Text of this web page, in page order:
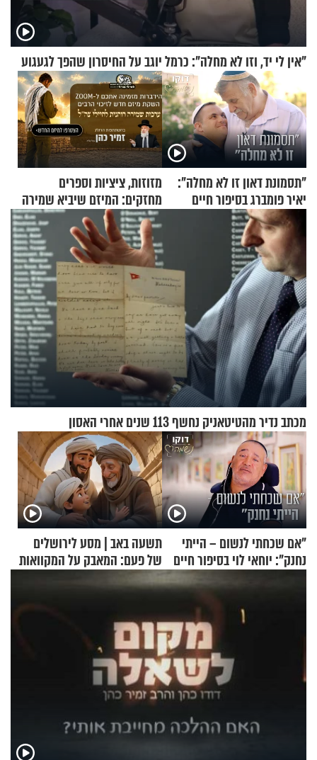
"אין לי יד, וזו לא מחלה": כרמל יוגב על החיסרון שהפך לגעגוע
"תסמונת דאון זו לא מחלה":
יאיר פומברג בסיפור חיים
מעורר השראה
מזוזות, ציציות וספרים
מחזקים: המיזם שיביא שמירה
רוחנית לאלפי חיילי צה"ל
מכתב נדיר מהטיטאניק נחשף 113 שנים אחרי האסון
"אם שכחתי לנשום – הייתי
נחנק": יוחאי לוי בסיפור חיים
תשעה באב | מסע לירושלים
של פעם: המאבק על המקוואות